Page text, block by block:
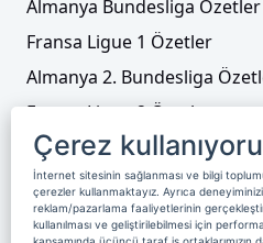
Almanya Bundesliga Özetler
Fransa Ligue 1 Özetler
Almanya 2. Bundesliga
Fransa Ligue 2 Özetler
Tenis
Video Liste
Foto Galeriler
Çerez
İnternet sitesinin sağlanması ve bilgi
çerezler kullanmaktayız. Ayrıca
reklam/pazarlama faaliyetlerinin
kullanılması ve geliştirilebilmesi için